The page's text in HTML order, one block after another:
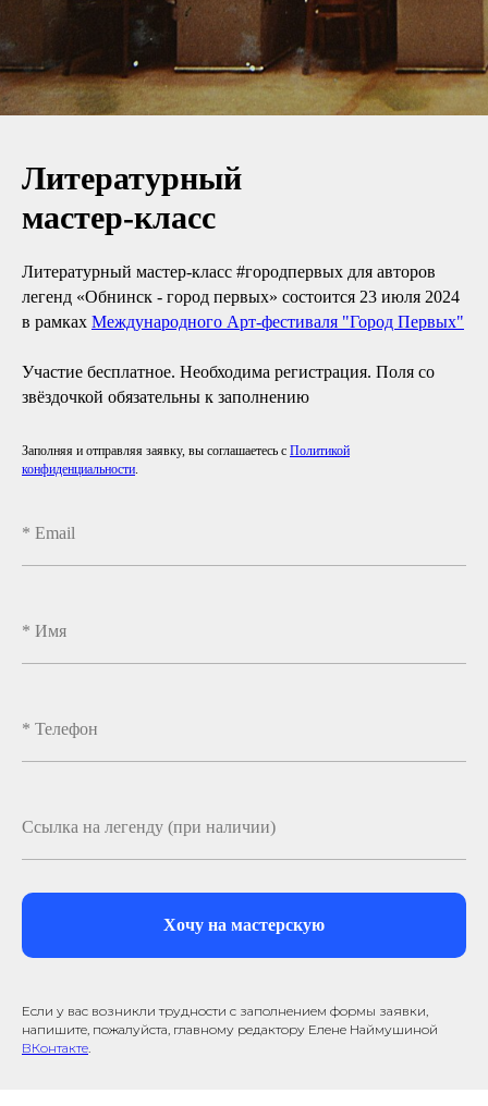
Литературный
мастер-класс
Литературный мастер-класс #городпервых для авторов
легенд «Обнинск - город первых» состоится 23 июля 2024
в рамках Международного Арт-фестиваля "Город Первых"
Участие бесплатное. Необходима регистрация. Поля со
звёздочкой обязательны к заполнению
Заполняя и отправляя заявку, вы соглашаетесь с Политикой
конфиденциальности.
Хочу на мастерскую
Если у вас возникли трудности с заполнением формы заявки,
напишите, пожалуйста, главному редактору Елене Наймушиной
ВКонтакте